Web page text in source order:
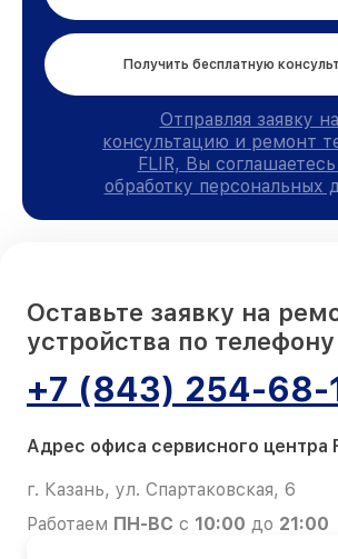
Получить бесплатную
Отправляя заявку на
консультацию и ремонт
FLIR, Вы
обработку персональных
Оставьте заявку на
устройства по телефону
+7 (843) 254-68-
Адрес офиса сервисного центра
г. Казань, ул. Спартаковская, 6
Работаем ПН-ВС с 10:00 до 21:00